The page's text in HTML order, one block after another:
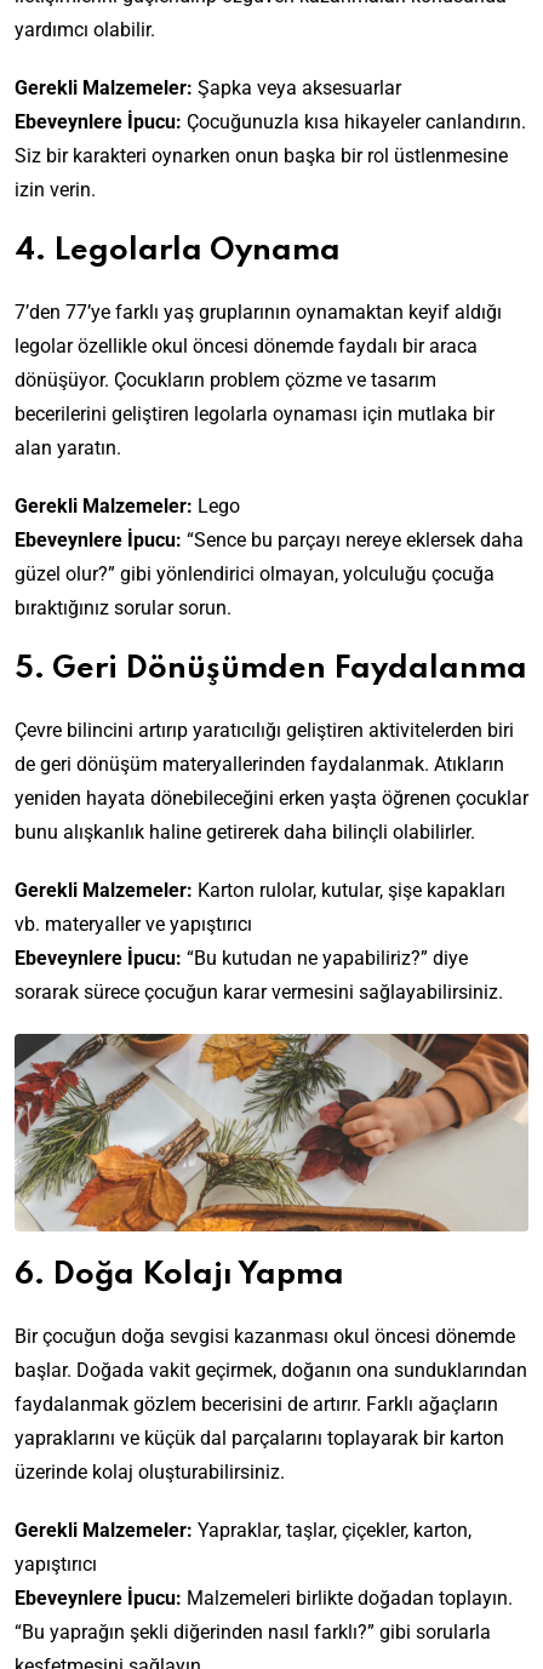
yardımcı olabilir.
Gerekli Malzemeler: Şapka veya aksesuarlar
Ebeveynlere İpucu: Çocuğunuzla kısa hikayeler canlandırın.
Siz bir karakteri oynarken onun başka bir rol üstlenmesine
izin verin.
4. Legolarla Oynama
7’den 77’ye farklı yaş gruplarının oynamaktan keyif aldığı
legolar özellikle okul öncesi dönemde faydalı bir araca
dönüşüyor. Çocukların problem çözme ve tasarım
becerilerini geliştiren legolarla oynaması için mutlaka bir
alan yaratın.
Gerekli Malzemeler: Lego
Ebeveynlere İpucu: “Sence bu parçayı nereye eklersek daha
güzel olur?” gibi yönlendirici olmayan, yolculuğu çocuğa
bıraktığınız sorular sorun.
5. Geri Dönüşümden Faydalanma
Çevre bilincini artırıp yaratıcılığı geliştiren aktivitelerden biri
de geri dönüşüm materyallerinden faydalanmak. Atıkların
yeniden hayata dönebileceğini erken yaşta öğrenen çocuklar
bunu alışkanlık haline getirerek daha bilinçli olabilirler.
Gerekli Malzemeler: Karton rulolar, kutular, şişe kapakları
vb. materyaller ve yapıştırıcı
Ebeveynlere İpucu: “Bu kutudan ne yapabiliriz?” diye
sorarak sürece çocuğun karar vermesini sağlayabilirsiniz.
6. Doğa Kolajı Yapma
Bir çocuğun doğa sevgisi kazanması okul öncesi dönemde
başlar. Doğada vakit geçirmek, doğanın ona sunduklarından
faydalanmak gözlem becerisini de artırır. Farklı ağaçların
yapraklarını ve küçük dal parçalarını toplayarak bir karton
üzerinde kolaj oluşturabilirsiniz.
Gerekli Malzemeler: Yapraklar, taşlar, çiçekler, karton,
yapıştırıcı
Ebeveynlere İpucu: Malzemeleri birlikte doğadan toplayın.
“Bu yaprağın şekli diğerinden nasıl farklı?” gibi sorularla